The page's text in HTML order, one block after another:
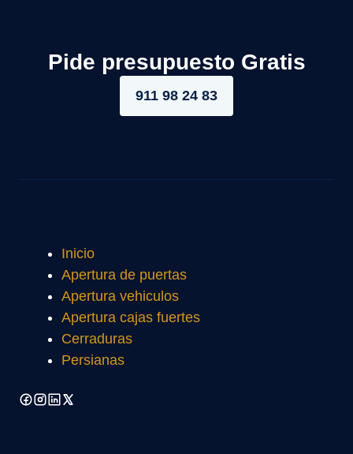
Pide presupuesto Gratis
911 98 24 83
Inicio
Apertura de puertas
Apertura vehiculos
Apertura cajas fuertes
Cerraduras
Persianas